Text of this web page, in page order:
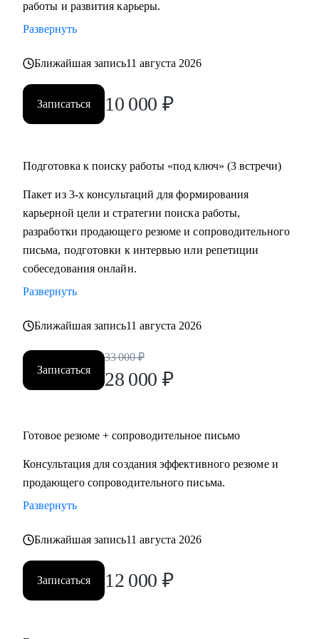
время на ее поиск, увеличить поток предложений, выйти
на новый уровень дохода.
Вашей карьерной цели.
• Провести аудит и составить убедительное резюме, чтобы
в Вас увидели серьезно настроенного и сильного
кандидата.
барьеры на пути к работе мечты.
преимущество перед другими кандидатами.
• Решить любую карьерную задачу (смена профессии,
грейда, перерывы в работе, выход из декрета, возраст 45+ и
др.)
Кому могу помочь:
• строительство, промышленность, производство
нефтегазовая отрасль;
• закупки, cнабжение, логистика, ВЭД;
• продажи, HoReCa;
работы и развития карьеры.
Развернуть
Ближайшая запись11 августа 2026
Записаться 10 000 ₽
Подготовка к поиску работы «под ключ» (3 встречи)
Пакет из 3-х консультаций для формирования
карьерной цели и стратегии поиска работы,
разработки продающего резюме и сопроводительного
письма, подготовки к интервью или репетиции
собеседования онлайн.
Развернуть
Ближайшая запись11 августа 2026
Записаться
33 000 ₽
28 000 ₽
Готовое резюме + сопроводительное письмо
Консультация для создания эффективного резюме и
продающего сопроводительного письма.
Развернуть
Ближайшая запись11 августа 2026
Записаться 12 000 ₽